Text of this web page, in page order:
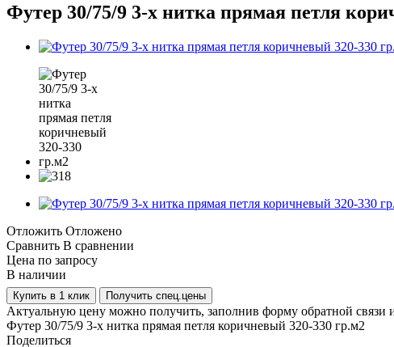
Футер 30/75/9 3-х нитка прямая петля
Отложить Отложено
Сравнить В сравнении
Цена по запросу
В наличии
Купить в 1 клик Получить спец.цены
Актуальную цену можно получить, заполнив форму обратной
Футер 30/75/9 3-х нитка прямая петля коричневый 320-330 гр.м2
Поделиться